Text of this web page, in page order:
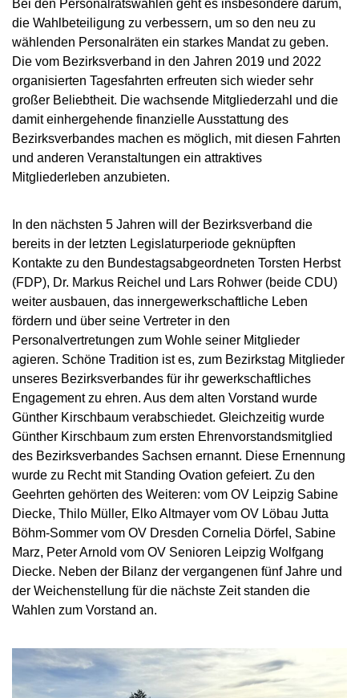
Bei den Personalratswahlen geht es insbesondere darum,
die Wahlbeteiligung zu verbessern, um so den neu zu
wählenden Personalräten ein starkes Mandat zu geben.
Die vom Bezirksverband in den Jahren 2019 und 2022
organisierten Tagesfahrten erfreuten sich wieder sehr
großer Beliebtheit. Die wachsende Mitgliederzahl und die
damit einhergehende finanzielle Ausstattung des
Bezirksverbandes machen es möglich, mit diesen Fahrten
und anderen Veranstaltungen ein attraktives
Mitgliederleben anzubieten.
In den nächsten 5 Jahren will der Bezirksverband die
bereits in der letzten Legislaturperiode geknüpften
Kontakte zu den Bundestagsabgeordneten Torsten Herbst
(FDP), Dr. Markus Reichel und Lars Rohwer (beide CDU)
weiter ausbauen, das innergewerkschaftliche Leben
fördern und über seine Vertreter in den
Personalvertretungen zum Wohle seiner Mitglieder
agieren. Schöne Tradition ist es, zum Bezirkstag Mitglieder
unseres Bezirksverbandes für ihr gewerkschaftliches
Engagement zu ehren. Aus dem alten Vorstand wurde
Günther Kirschbaum verabschiedet. Gleichzeitig wurde
Günther Kirschbaum zum ersten Ehrenvorstandsmitglied
des Bezirksverbandes Sachsen ernannt. Diese Ernennung
wurde zu Recht mit Standing Ovation gefeiert. Zu den
Geehrten gehörten des Weiteren: vom OV Leipzig Sabine
Diecke, Thilo Müller, Elko Altmayer vom OV Löbau Jutta
Böhm-Sommer vom OV Dresden Cornelia Dörfel, Sabine
Marz, Peter Arnold vom OV Senioren Leipzig Wolfgang
Diecke. Neben der Bilanz der vergangenen fünf Jahre und
der Weichenstellung für die nächste Zeit standen die
Wahlen zum Vorstand an.